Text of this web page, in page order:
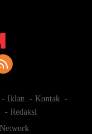
Iklan
Kontak
Redaksi